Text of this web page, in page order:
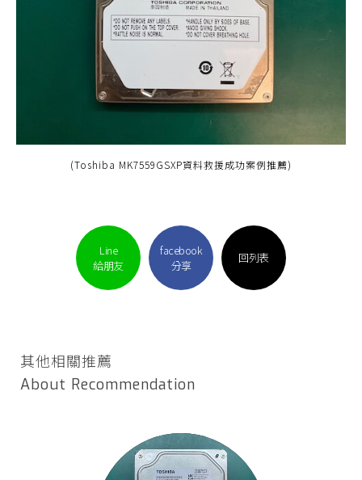
(Toshiba MK7559GSXP資料救援成功案例推薦)
Line
給朋友
facebook
分享
回列表
其他相關推薦
About Recommendation